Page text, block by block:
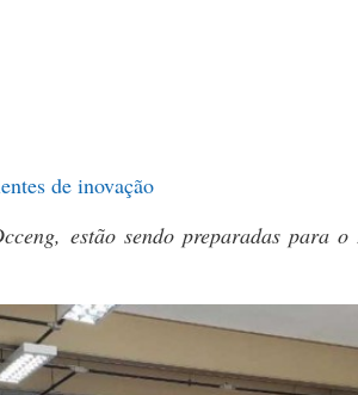
de inovação
estão sendo preparadas para